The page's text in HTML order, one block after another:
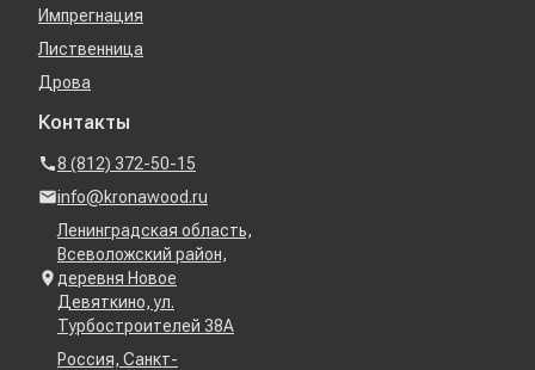
Импрегнация
Лиственница
Дрова
Контакты
8 (812) 372-50-15
info@kronawood.ru
Ленинградская область,
Всеволожский район,
деревня Новое
Девяткино, ул.
Турбостроителей 38А
Россия, Санкт-